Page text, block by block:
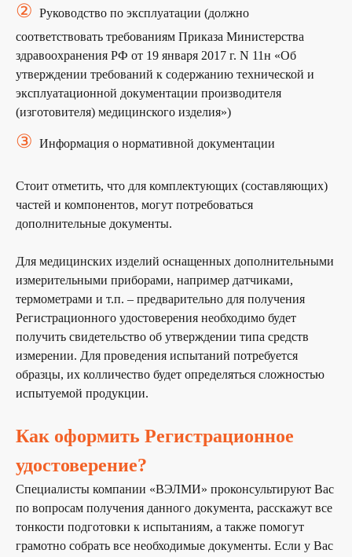
② Руководство по эксплуатации (должно
соответствовать требованиям Приказа Министерства
здравоохранения РФ от 19 января 2017 г. N 11н «Об
утверждении требований к содержанию технической и
эксплуатационной документации производителя
(изготовителя) медицинского изделия»)
③ Информация о нормативной документации
Стоит отметить, что для комплектующих (составляющих)
частей и компонентов, могут потребоваться
дополнительные документы.
Для медицинских изделий оснащенных дополнительными
измерительными приборами, например датчиками,
термометрами и т.п. – предварительно для получения
Регистрационного удостоверения необходимо будет
получить свидетельство об утверждении типа средств
измерении. Для проведения испытаний потребуется
образцы, их колличество будет определяться сложностью
испытуемой продукции.
Как оформить Регистрационное
удостоверение?
Специалисты компании «ВЭЛМИ» проконсультируют Вас
по вопросам получения данного документа, расскажут все
тонкости подготовки к испытаниям, а также помогут
грамотно собрать все необходимые документы. Если у Вас
Получитебесплатную
консультациюу наших
экспертов
Я согласен (на) с условиями политики
данных
ОТПРАВИТЬ
наши эксперты подберут для вас наиболее
выгодный порядок сертификации, с учетом
особенностей вашей продукции.
© ООО «ВЭЛМИ», 2025
Согласие на обработку персональных данных
Форма отзыва согласия